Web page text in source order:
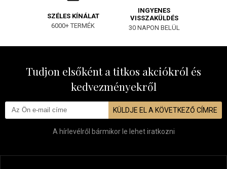
SZÉLES KÍNÁLAT
6000+ TERMÉK
INGYENES
VISSZAKÜLDÉS
30 NAPON BELÜL
Tudjon elsőként a titkos akciókról és
kedvezményekről
KÜLDJE EL A KÖVETKEZŐ CÍMRE
A hírlevélről bármikor le lehet iratkozni